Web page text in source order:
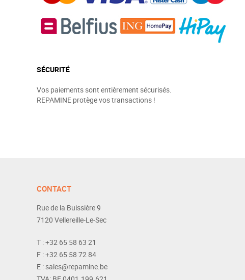
SÉCURITÉ
Vos paiements sont entièrement sécurisés.
REPAMINE protège vos transactions !
CONTACT
Rue de la Buissière 9
7120 Vellereille-Le-Sec
T :+32 65 58 63 21
F :+32 65 58 72 84
E :sales@repamine.be